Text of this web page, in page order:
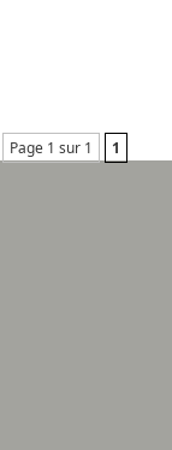
Page 1 sur 1 1